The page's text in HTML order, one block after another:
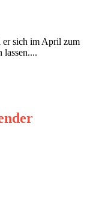
sich im April zum
lassen....